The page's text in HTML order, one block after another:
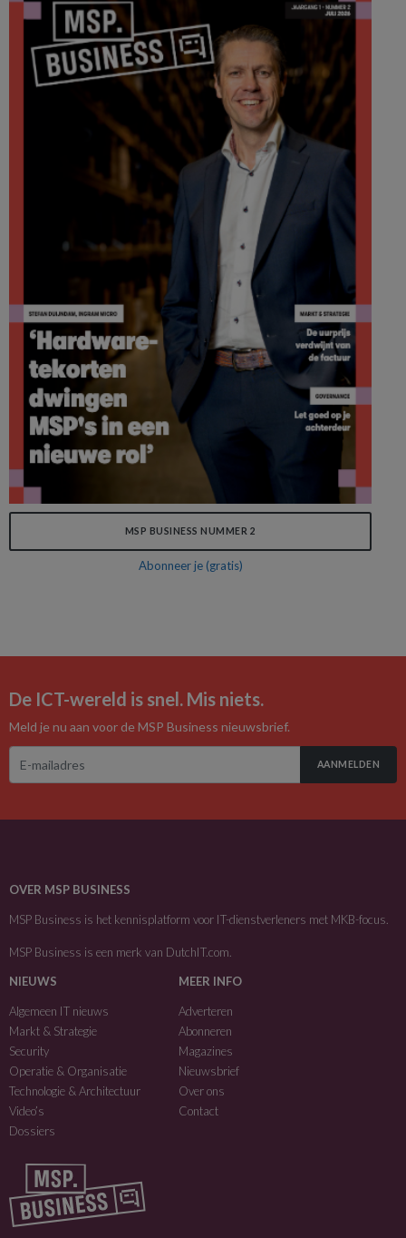
MSP BUSINESS NUMMER 2
Abonneer je (gratis)
De ICT-wereld is snel. Mis niets.
Meld je nu aan voor de MSP Business nieuwsbrief.
AANMELDEN
OVER MSP BUSINESS
MSP Business is het kennisplatform voor IT-dienstverleners met MKB-focus.
MSP Business is een merk van DutchIT.com.
NIEUWS
Algemeen IT nieuws
Markt & Strategie
Security
Operatie & Organisatie
Technologie & Architectuur
Video’s
Dossiers
MEER INFO
Adverteren
Abonneren
Magazines
Nieuwsbrief
Over ons
Contact